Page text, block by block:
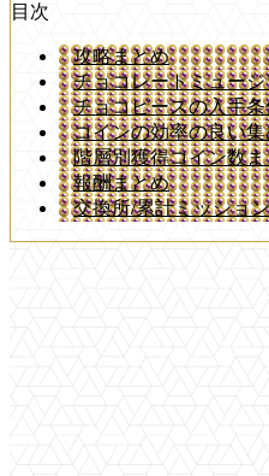
目次
攻略まとめ
チョコレートミュー
チョコピースの入手条
コインの効率の良い
階層別獲得コイン数
報酬まとめ
交換所/累計ミッショ